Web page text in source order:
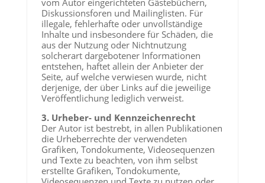
vom Autor eingerichteten Gästebüchern,
Diskussionsforen und Mailinglisten. Für
illegale, fehlerhafte oder unvollständige
Inhalte und insbesondere für Schäden, die
aus der Nutzung oder Nichtnutzung
solcherart dargebotener Informationen
entstehen, haftet allein der Anbieter der
Seite, auf welche verwiesen wurde, nicht
derjenige, der über Links auf die jeweilige
Veröffentlichung lediglich verweist.
3. Urheber- und Kennzeichenrecht
Der Autor ist bestrebt, in allen Publikationen
die Urheberrechte der verwendeten
Grafiken, Tondokumente, Videosequenzen
und Texte zu beachten, von ihm selbst
erstellte Grafiken, Tondokumente,